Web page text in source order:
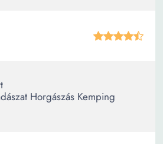
Horgászás Kemping